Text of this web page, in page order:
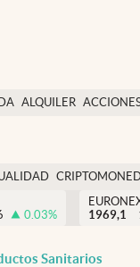
ALQUILER
USA
0.03%
1969,1
Sanitarios